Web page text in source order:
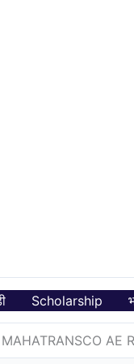
Scholarship
| MAHATRANSCO